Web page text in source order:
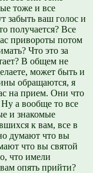
тоже и все
забыть ваш голос и
получается? Все
привороты потом
Что это за
В общем не
может быть и
обращаются, я
на прием. Они что
а вообще то все
и знакомые
к вам, все в
думают что вы
что вы святой
что имели
опять прийти?